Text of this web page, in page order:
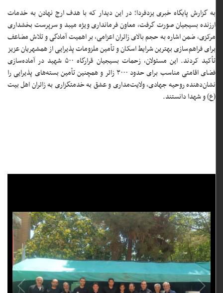
به گزارش پایگاه خبری یزدفردا؛ در این دیدار که با هدف ارج نهادن به خدمات
ارزنده بسیجیان صورت گرفت، معاون فرمانداری ویژه میبد و سرپرست بخشداری
مرکزی، ضمن اشاره به حجم بالای زائران اعزامی، بر اهمیت آمادگی و تلاش مضاعف
برای فراهم‌سازی بهترین شرایط اسکان و تأمین ملزومات پذیرایی از همشهریان عزیز
تأکید کردند. این مسئولان، زحمات بسیجیان قرارگاه ۵۰۰ شهید در آماده‌سازی
فضای اقامتی مناسب برای حدود ۳۰۰۰ زائر و همچنین تأمین بسته‌های پذیرایی را
نشان‌دهنده روحیه جهادی، ولایت‌مداری و عشق به خدمتگزاری به زائران اهل بیت
(ع) و شهدا دانستند.